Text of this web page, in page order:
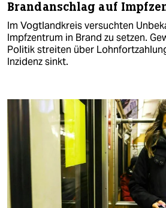
Brandanschlag auf
Im Vogtlandkreis versuchten
Impfzentrum in Brand zu setzen.
Politik streiten über
Inzidenz sinkt.